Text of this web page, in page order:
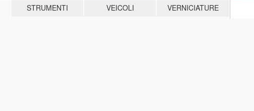
STRUMENTI VEICOLI VERNICIATURE